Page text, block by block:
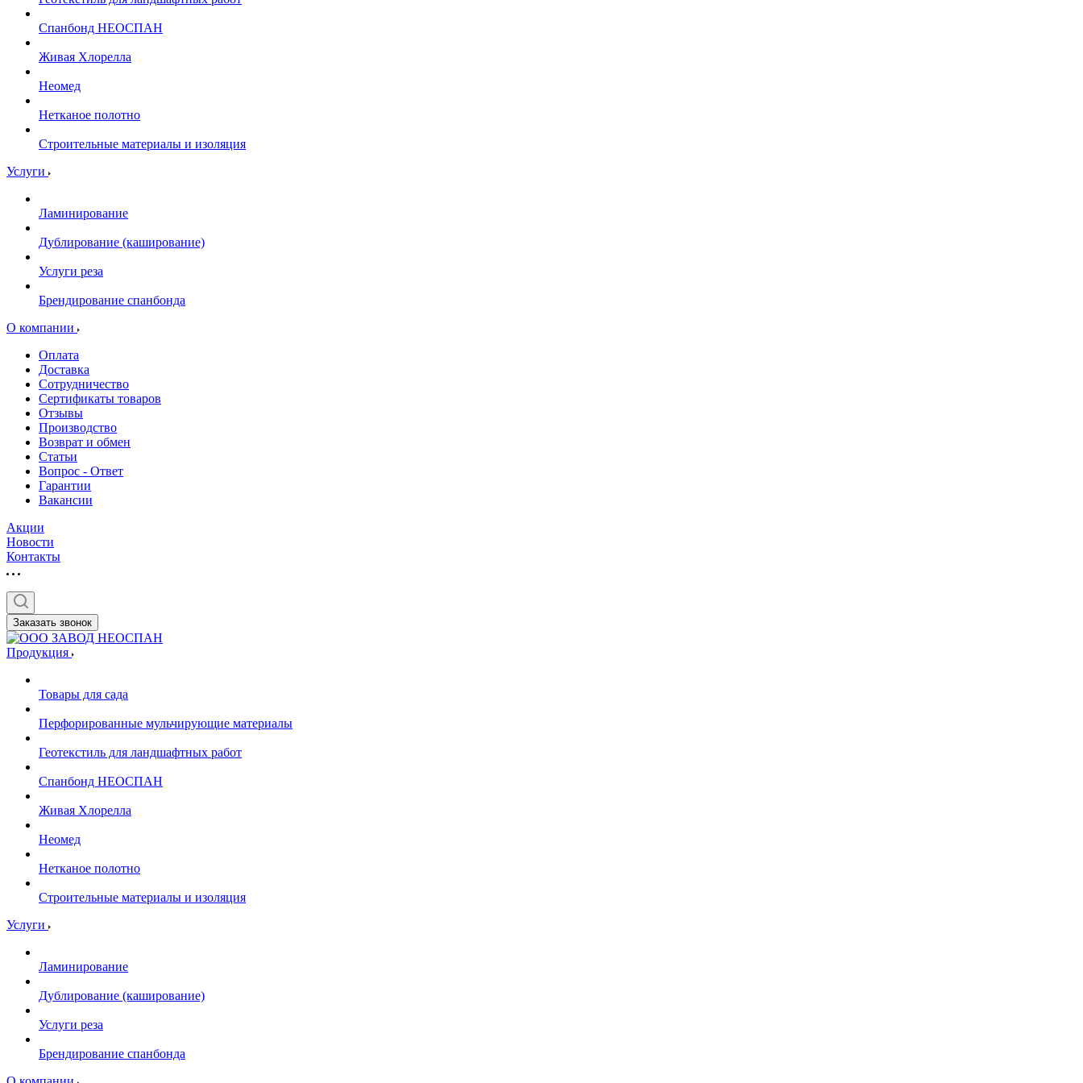
Спанбонд НЕОСПАН
Живая Хлорелла
Нeомед
Нетканое полотно
Строительные материалы и изоляция
Услуги
Ламинирование
Дублирование (каширование)
Услуги реза
Брендирование спанбонда
О компании
Оплата
Доставка
Сотрудничество
Сертификаты товаров
Отзывы
Производство
Возврат и обмен
Статьи
Вопрос - Ответ
Гарантии
Вакансии
Акции
Новости
Контакты
Заказать звонок
Продукция
Товары для сада
Перфорированные мульчирующие материалы
Геотекстиль для ландшафтных работ
Спанбонд НЕОСПАН
Живая Хлорелла
Нeомед
Нетканое полотно
Строительные материалы и изоляция
Услуги
Ламинирование
Дублирование (каширование)
Услуги реза
Брендирование спанбонда